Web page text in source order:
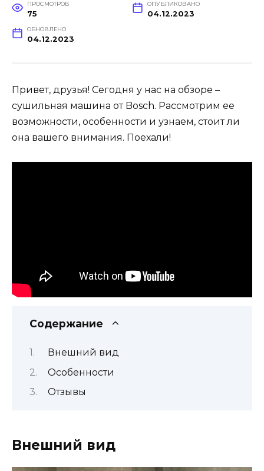
ПРОСМОТРОВ
75
ОПУБЛИКОВАНО
04.12.2023
ОБНОВЛЕНО
04.12.2023
Привет, друзья! Сегодня у нас на обзоре –
сушильная машина от Bosch. Рассмотрим ее
возможности, особенности и узнаем, стоит ли
она вашего внимания. Поехали!
Содержание
Внешний вид
Особенности
Отзывы
Внешний вид